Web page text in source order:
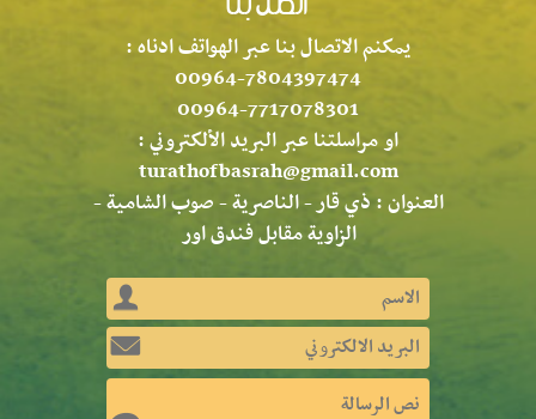
يمكنم الاتصال بنا عبر الهواتف ادناه :
00964-7804397474
00964-7717078301
او مراسلتنا عبر البريد الألكتروني :
turathofbasrah@gmail.com
العنوان : ذي قار - الناصرية - صوب الشامية -
الزاوية مقابل فندق اور